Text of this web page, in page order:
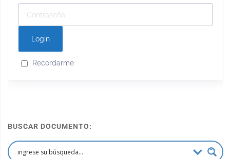
Recordarme
BUSCAR DOCUMENTO: